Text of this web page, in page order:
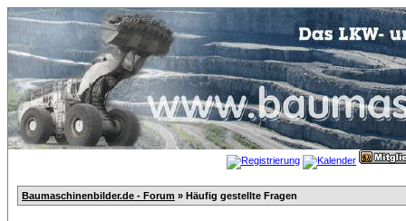
Baumaschinenbilder.de - Forum » Häufig gestellte Fragen